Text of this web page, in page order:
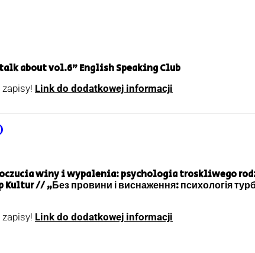
talk about vol.6” English Speaking Club
Link do dodatkowej informacji
winy i wypalenia: psychologia troskliwego
Kultur // „Без провини і виснаження: психологія
Link do dodatkowej informacji